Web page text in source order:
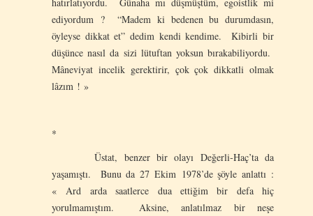
ediyordum ? “Madem ki bedenen bu durumdasın,
öyleyse dikkat et” dedim kendi kendime. Kibirli bir
düşünce nasıl da sizi lütuftan yoksun bırakabiliyordu.
Mâneviyat incelik gerektirir, çok çok dikkatli olmak
lâzım ! »
*
Üstat, benzer bir olayı Değerli‑Haç’ta da
yaşamıştı. Bunu da 27 Ekim 1978’de şöyle anlattı :
« Ard arda saatlerce dua ettiğim bir defa hiç
yorulmamıştım. Aksine, anlatılmaz bir neşe